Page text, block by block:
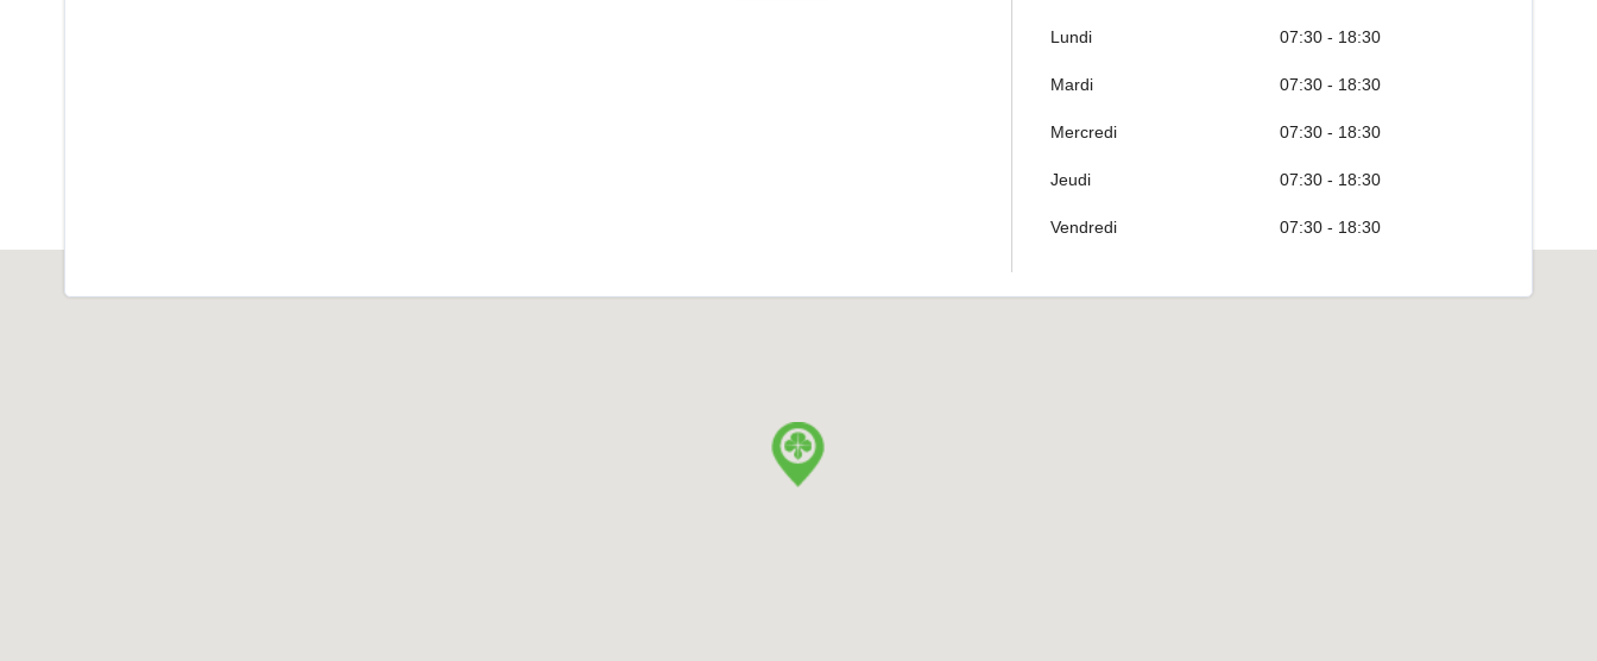
Lundi 07:30 - 18:30
Mardi 07:30 - 18:30
Mercredi 07:30 - 18:30
Jeudi 07:30 - 18:30
Vendredi 07:30 - 18:30